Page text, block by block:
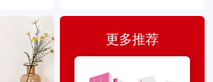
更多推荐